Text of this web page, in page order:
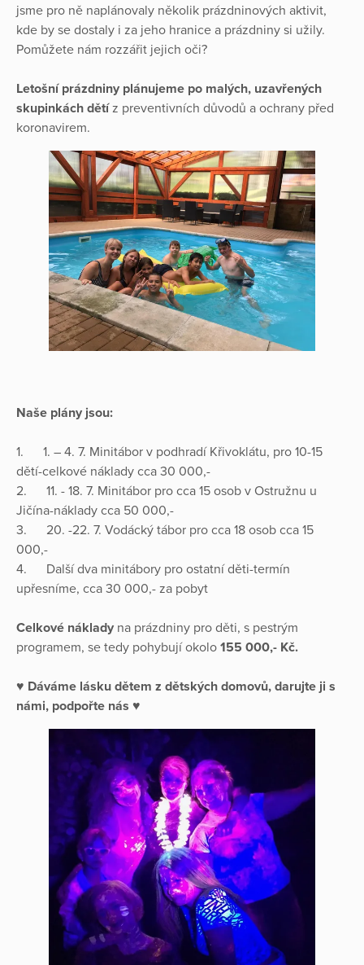
jsme pro ně naplánovaly několik prázdninových aktivit,
kde by se dostaly i za jeho hranice a prázdniny si užily.
Pomůžete nám rozzářit jejich oči?
Letošní prázdniny plánujeme po malých, uzavřených
skupinkách dětíz preventivních důvodů a ochrany před
koronavirem.
Naše plány jsou:
1. 1. – 4. 7. Minitábor v podhradí Křivoklátu, pro 10-15
dětí-celkové náklady cca 30 000,-
2. 11. - 18. 7. Minitábor pro cca 15 osob v Ostružnu u
Jičína-náklady cca 50 000,-
3. 20. -22. 7. Vodácký tábor pro cca 18 osob cca 15
000,-
4. Další dva minitábory pro ostatní děti-termín
upřesníme, cca 30 000,- za pobyt
Celkové náklady na prázdniny pro děti, s pestrým
programem, se tedy pohybují okolo 155 000,- Kč.
♥ Dáváme lásku dětem z dětských domovů, darujte ji s
námi, podpořte nás ♥